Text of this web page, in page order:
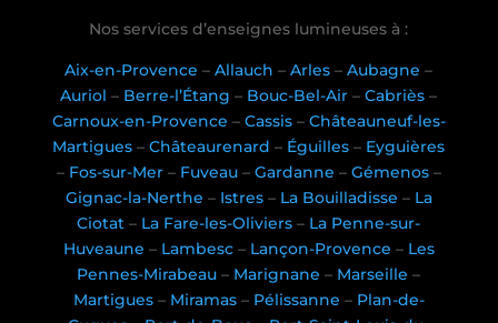
Nos services d’enseignes lumineuses à :
Aix-en-Provence –Allauch –Arles –Aubagne –
Auriol – Berre-l’Étang – Bouc-Bel-Air –Cabriès –
Carnoux-en-Provence – Cassis– Châteauneuf-les-
Martigues –Châteaurenard – Éguilles – Eyguières
– Fos-sur-Mer– Fuveau– Gardanne – Gémenos–
Gignac-la-Nerthe – Istres– La Bouilladisse – La
Ciotat – La Fare-les-Oliviers – La Penne-sur-
Huveaune – Lambesc– Lançon-Provence – Les
Pennes-Mirabeau – Marignane – Marseille –
Martigues– Miramas– Pélissanne – Plan-de-